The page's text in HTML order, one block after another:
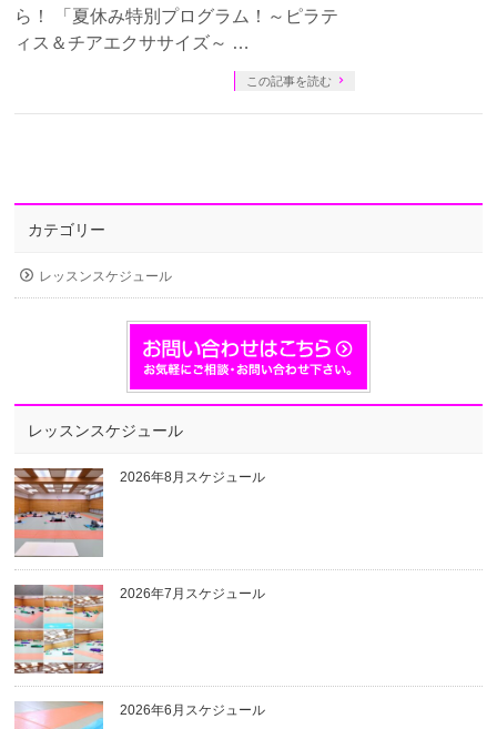
ら！ 「夏休み特別プログラム！～ピラテ
ィス＆チアエクササイズ～ …
この記事を読む
カテゴリー
レッスンスケジュール
レッスンスケジュール
2026年8月スケジュール
2026年7月スケジュール
2026年6月スケジュール